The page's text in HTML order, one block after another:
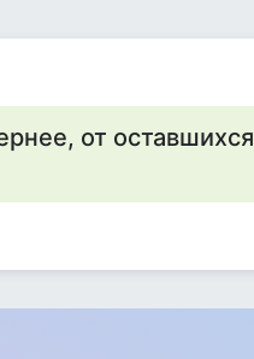
от оставшихся